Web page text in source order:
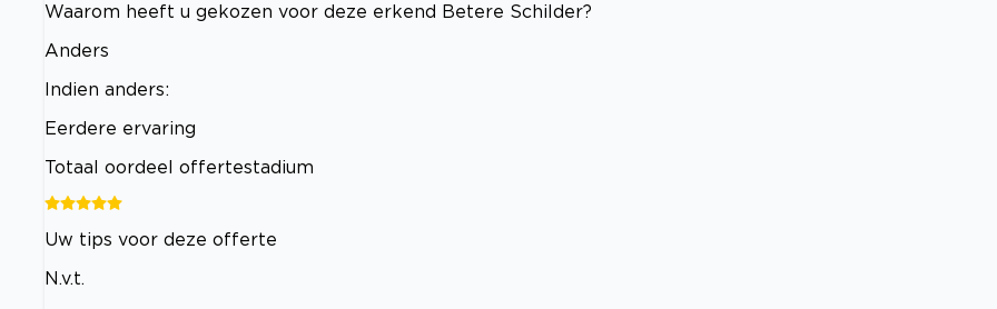
Waarom heeft u gekozen voor deze erkend Betere Schilder?
Anders
Indien anders:
Eerdere ervaring
Totaal oordeel offertestadium
Uw tips voor deze offerte
N.v.t.